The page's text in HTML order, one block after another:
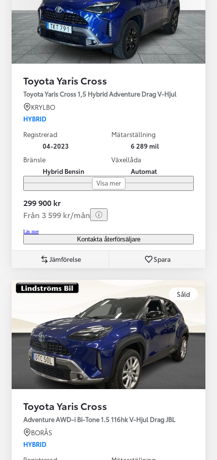
Toyota Yaris Cross
Toyota Yaris Cross 1,5 Hybrid Adventure Drag V-Hjul
KRYLBO
HYBRID
Registrerad
04-2023
Mätarställning
6 289 mil
Bränsle
Hybrid Bensin
Växellåda
Automat
Visa mer
299 900 kr
Från 3 599 kr/mån
Läs mer
Kontakta återförsäljare
Jämförelse Spara
Såld
Toyota Yaris Cross
Adventure AWD-i Bi-Tone 1.5 116hk V-Hjul Drag JBL
BORÅS
HYBRID